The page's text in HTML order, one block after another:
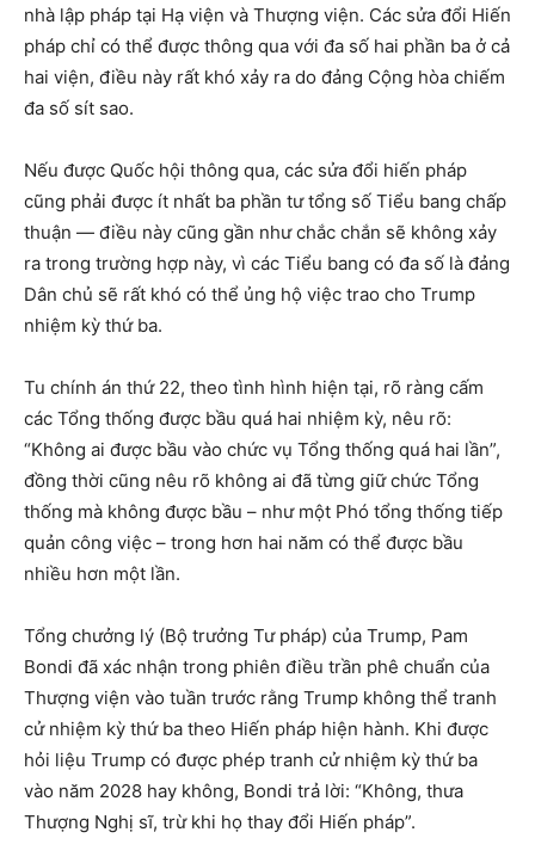
nhà lập pháp tại Hạ viện và Thượng viện. Các sửa đổi Hiến
pháp chỉ có thể được thông qua với đa số hai phần ba ở cả
hai viện, điều này rất khó xảy ra do đảng Cộng hòa chiếm
đa số sít sao.
Nếu được Quốc hội thông qua, các sửa đổi hiến pháp
cũng phải được ít nhất ba phần tư tổng số Tiểu bang chấp
thuận — điều này cũng gần như chắc chắn sẽ không xảy
ra trong trường hợp này, vì các Tiểu bang có đa số là đảng
Dân chủ sẽ rất khó có thể ủng hộ việc trao cho Trump
nhiệm kỳ thứ ba.
Tu chính án thứ 22, theo tình hình hiện tại, rõ ràng cấm
các Tổng thống được bầu quá hai nhiệm kỳ, nêu rõ:
“Không ai được bầu vào chức vụ Tổng thống quá hai lần”,
đồng thời cũng nêu rõ không ai đã từng giữ chức Tổng
thống mà không được bầu – như một Phó tổng thống tiếp
quản công việc – trong hơn hai năm có thể được bầu
nhiều hơn một lần.
Tổng chưởng lý (Bộ trưởng Tư pháp) của Trump, Pam
Bondi đã xác nhận trong phiên điều trần phê chuẩn của
Thượng viện vào tuần trước rằng Trump không thể tranh
cử nhiệm kỳ thứ ba theo Hiến pháp hiện hành. Khi được
hỏi liệu Trump có được phép tranh cử nhiệm kỳ thứ ba
vào năm 2028 hay không, Bondi trả lời: “Không, thưa
Thượng Nghị sĩ, trừ khi họ thay đổi Hiến pháp”.